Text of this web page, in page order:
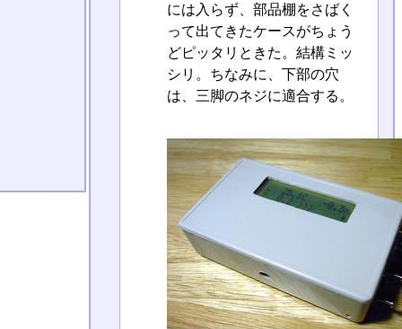
には入らず、部品棚をさばく
って出てきたケースがちょう
どピッタリときた。結構ミッ
シリ。ちなみに、下部の穴
は、三脚のネジに適合する。